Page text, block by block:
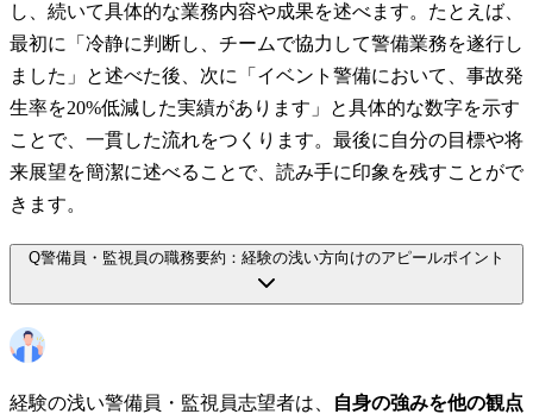
し、続いて具体的な業務内容や成果を述べます。たとえば、
最初に「冷静に判断し、チームで協力して警備業務を遂行し
ました」と述べた後、次に「イベント警備において、事故発
生率を20%低減した実績があります」と具体的な数字を示す
ことで、一貫した流れをつくります。最後に自分の目標や将
来展望を簡潔に述べることで、読み手に印象を残すことがで
きます。
Q警備員・監視員の職務要約：経験の浅い方向けのアピールポイント
経験の浅い警備員・監視員志望者は、
自身の強みを他の観点